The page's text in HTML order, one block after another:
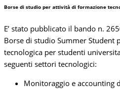
Borse di studio per attività di formazione
E’ stato pubblicato il bando n.
Borse di studio Summer Student
tecnologica per studenti
seguenti settori tecnologici:
Monitoraggio e accounting